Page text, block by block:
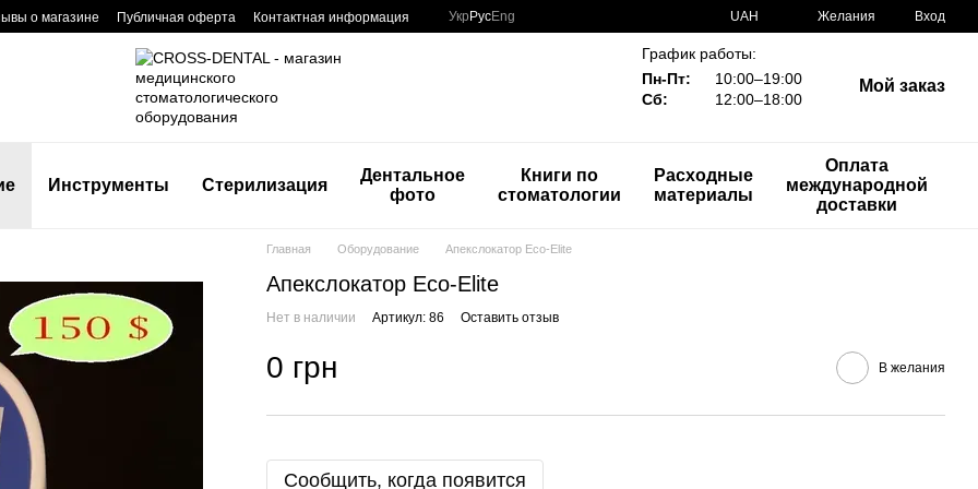
о магазине Публичная оферта Контактная информация Укр РусEng UAH Желания Вход
График работы:
Пн-Пт:
10:00–19:00
Сб:
12:00–18:00
Мой заказ
Инструменты Стерилизация
Дентальное
фото
Книги по
стоматологии
Расходные
материалы
Оплата
международной
доставки
Главная Оборудование Апекслокатор Eco-Elite
Апекслокатор Eco-Elite
Нет в наличии Артикул: 86 Оставить отзыв
0 грн В желания
Сообщить, когда появится